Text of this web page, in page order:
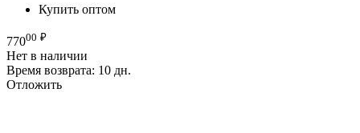
Купить оптом
77000 ₽
Нет в наличии
Время возврата: 10 дн.
Отложить